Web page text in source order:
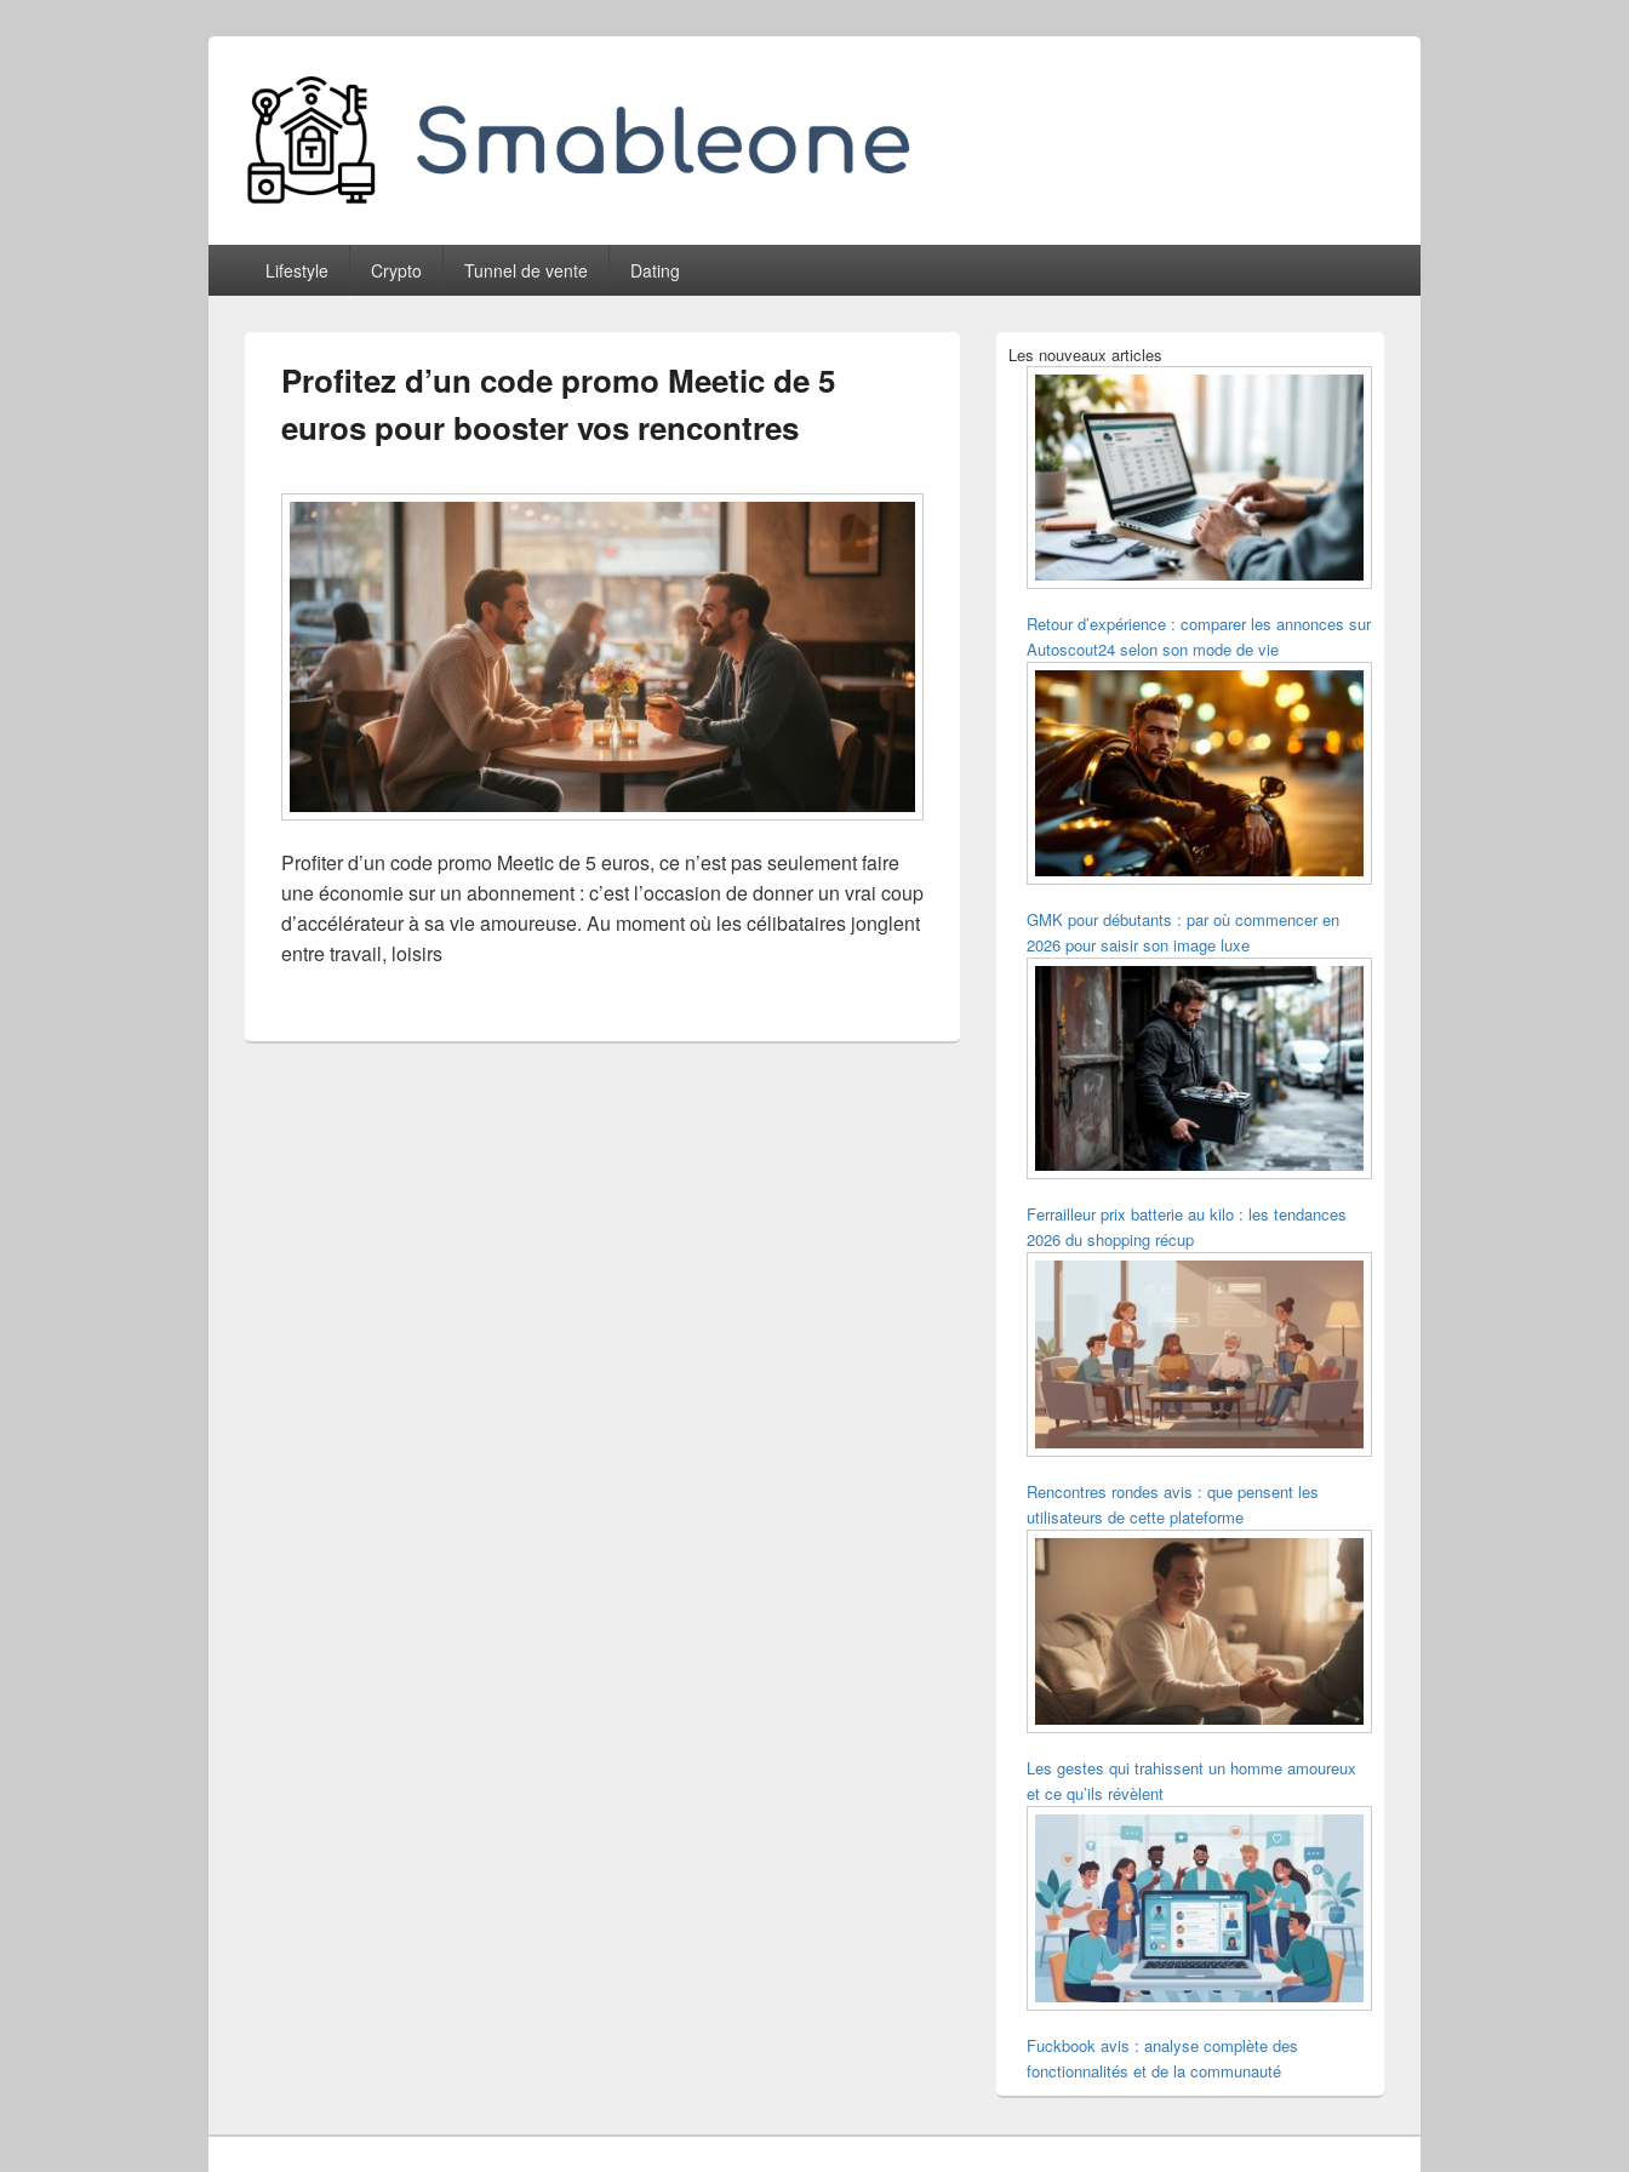
Smableone
principalLifestyle Crypto Tunnel de vente Dating
Profitez d’un code promo Meetic de 5
euros pour booster vos rencontres
Profiter d’un code promo Meetic de 5 euros, ce n’est pas seulement faire
une économie sur un abonnement : c’est l’occasion de donner un vrai coup
d’accélérateur à sa vie amoureuse. Au moment où les célibataires jonglent
entre travail, loisirs
principale
widget
latérale
Les nouveaux articles
Retour d’expérience : comparer les annonces sur
Autoscout24 selon son mode de vie
GMK pour débutants : par où commencer en
2026 pour saisir son image luxe
Ferrailleur prix batterie au kilo : les tendances
2026 du shopping récup
Rencontres rondes avis : que pensent les
utilisateurs de cette plateforme
Les gestes qui trahissent un homme amoureux
et ce qu’ils révèlent
Fuckbook avis : analyse complète des
fonctionnalités et de la communauté